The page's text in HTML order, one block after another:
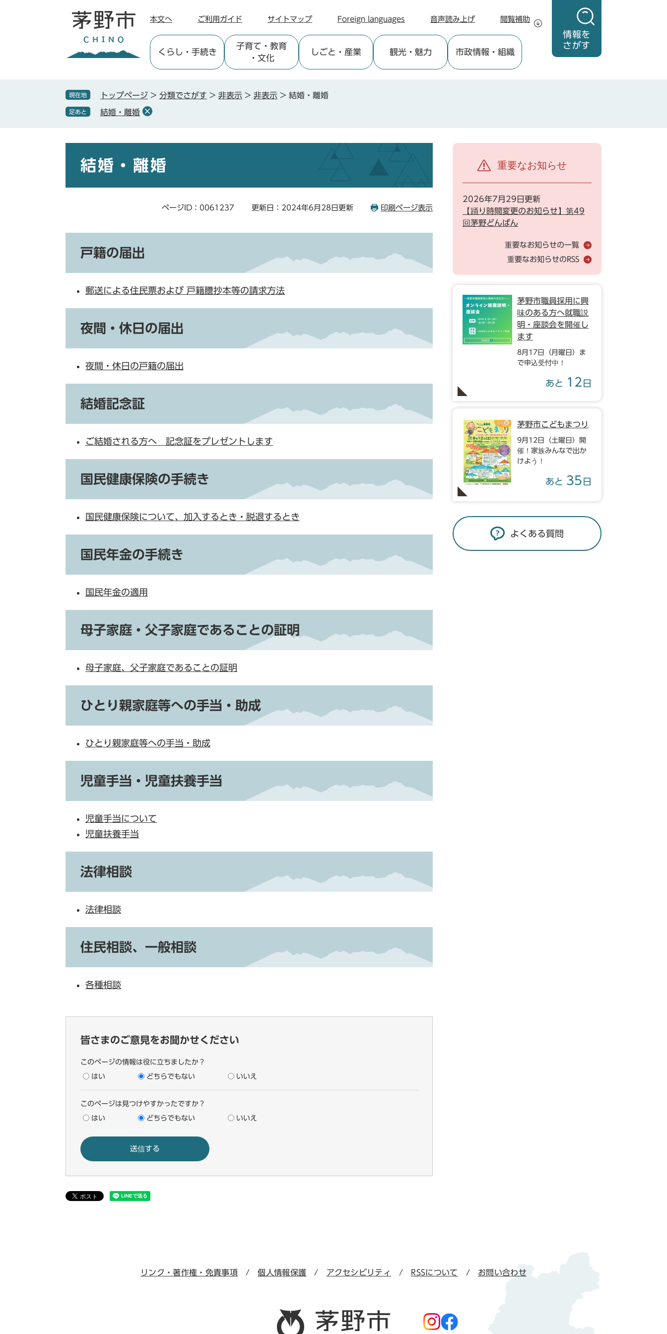
情報を
さがす
本文へ ご利用ガイド サイトマップ Foreign languages 音声読み上げ 閲覧補助
くらし ・手続き
子育て ・教育
・文化
しごと ・産業 観光・魅力 市政情報 ・組織
現在地 トップページ > 分類でさがす > 非表示 > 非表示 > 結婚・離婚
足あと 結婚・離婚
結婚・離婚
ページID：0061237 更新日：2024年6月28日更新 印刷ページ表示
戸籍の届出
郵送による住民票および 戸籍謄抄本等の請求方法
夜間・休日の届出
夜間・休日の戸籍の届出
結婚記念証
ご結婚される方へ 記念証をプレゼントします
国民健康保険の手続き
国民健康保険について、加入するとき・脱退するとき
国民年金の手続き
国民年金の適用
母子家庭・父子家庭であることの証明
母子家庭、父子家庭であることの証明
ひとり親家庭等への手当・助成
ひとり親家庭等への手当・助成
児童手当・児童扶養手当
児童手当について
児童扶養手当
法律相談
法律相談
住民相談、一般相談
各種相談
皆さまのご意見をお聞かせください
このページの情報は役に立ちましたか？
はい どちらでもない いいえ
このページは見つけやすかったですか？
はい どちらでもない いいえ
重要なお知らせ
2026年7月29日更新
【踊り時間変更のお知らせ】第49
回茅野どんばん
重要なお知らせの一覧
重要なお知らせのRSS
茅野市職員採用に興
味のある方へ就職説
明・座談会を開催し
ます
8月17日（月曜日）ま
で申込受付中！
あと 12 日
茅野市こどもまつり
9月12日（土曜日）開
催！家族みんなで出か
けよう！
あと 35 日
よくある質問
リンク・著作権・免責事項 個人情報保護 アクセシビリティ RSSについて お問い合わせ